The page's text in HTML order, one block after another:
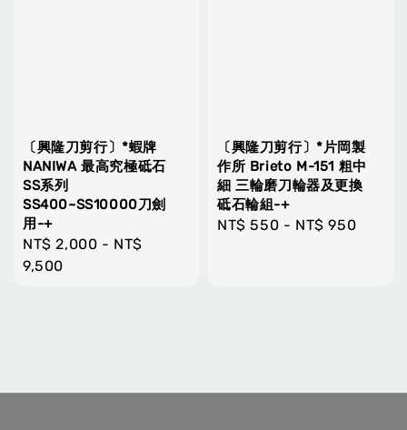
〔興隆刀剪行〕*蝦牌
NANIWA 最高究極砥石
SS系列
SS400~SS10000刀劍
用-+
Regular
price
NT$ 2,000 - NT$
9,500
〔興隆刀剪行〕*片岡製
作所 Brieto M-151 粗中
細 三輪磨刀輪器及更換
砥石輪組-+
Regular
NT$ 550 - NT$ 950